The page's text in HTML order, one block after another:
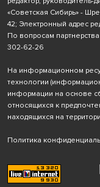
«Советская Сибирь» -
42; Электронный адрес
По вопросам
302-62-26
На информационном
технологии
информации на основе
относящихся к
находящихся на
Политика